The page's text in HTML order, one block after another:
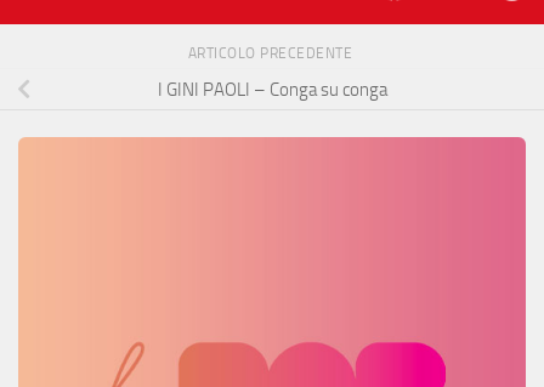
ARTICOLO PRECEDENTE
I GINI PAOLI – Conga su conga